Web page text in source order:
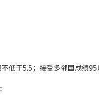
低于5.5；接受多邻国成绩95